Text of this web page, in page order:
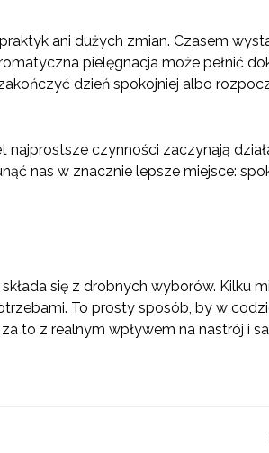
ani dużych zmian. Czasem
pielęgnacja może pełnić
dzień spokojniej albo
najprostsze czynności zaczynają
nas w znacznie lepsze miejsce:
się z drobnych wyborów. Kilku
To prosty sposób, by w
to z realnym wpływem na nastrój i